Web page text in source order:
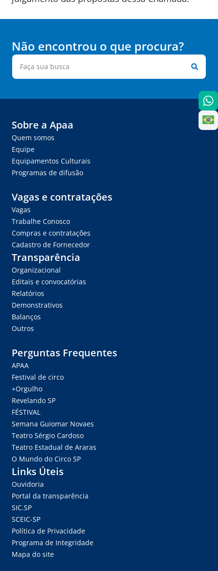
Não encontrou o que procura?
Sobre a Apaa
Quem somos
Equipe
Equipamentos Culturais
Programas de difusão
Vagas e contratações
Vagas
Trabalhe Conosco
Compras e contratações
Cadastro de Fornecedor
Transparência
Organizacional
Editais e convocatórias
Relatórios
Demonstrativos
Balanços
Outros
Perguntas Frequentes
APAA
Festival de circo
+Orgulho
Revelando SP
FÉSTIVAL
Semana Guiomar Novaes
Teatro Sérgio Cardoso
Teatro Estadual de Araras
O Mundo do Circo SP
Links Úteis
Ouvidoria
Portal da transparência
SIC.SP
SCEIC-SP
Política de Privacidade
Programa de Integridade
Mapa do site